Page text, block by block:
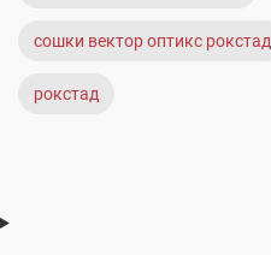
сошки вектор оптикс рокстад
рокстад